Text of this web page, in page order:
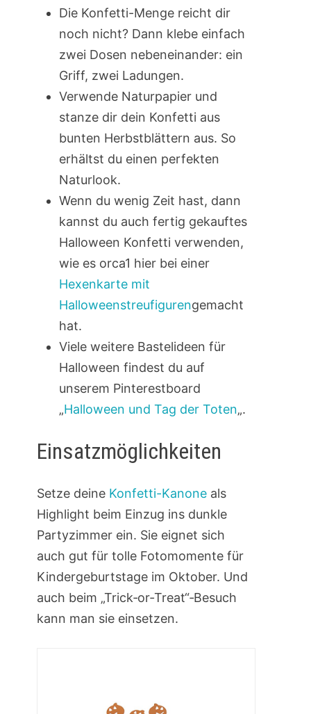
Die Konfetti-Menge reicht dir
noch nicht? Dann klebe einfach
zwei Dosen nebeneinander: ein
Griff, zwei Ladungen.
Verwende Naturpapier und
stanze dir dein Konfetti aus
bunten Herbstblättern aus. So
erhältst du einen perfekten
Naturlook.
Wenn du wenig Zeit hast, dann
kannst du auch fertig gekauftes
Halloween Konfetti verwenden,
wie es orca1 hier bei einer
Hexenkarte mit
Halloweenstreufigurengemacht
hat.
Viele weitere Bastelideen für
Halloween findest du auf
unserem Pinterestboard
„Halloween und Tag der Toten„.
Einsatzmöglichkeiten
Setze deine Konfetti-Kanoneals
Highlight beim Einzug ins dunkle
Partyzimmer ein. Sie eignet sich
auch gut für tolle Fotomomente für
Kindergeburtstage im Oktober. Und
auch beim „Trick‑or‑Treat“‑Besuch
kann man sie einsetzen.